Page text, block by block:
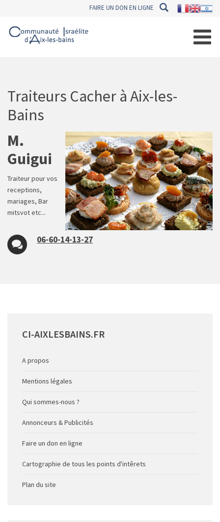
FAIRE UN DON EN LIGNE
Traiteurs Cacher à Aix-les-
Bains
M.
Guigui
Traiteur pour vos
receptions,
mariages, Bar
mitsvot etc...
06-60-14-13-27
CI-AIXLESBAINS.FR
A propos
Mentions légales
Qui sommes-nous ?
Annonceurs & Publicités
Faire un don en ligne
Cartographie de tous les points d'intêrets
Plan du site